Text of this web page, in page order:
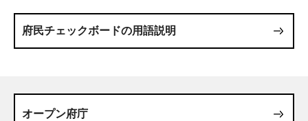
府民チェックボードの用語説明
オープン府庁